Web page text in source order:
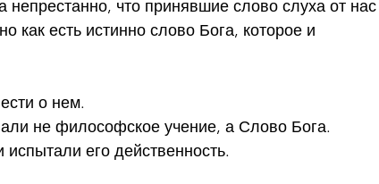
непрестанно, что принявшие слово слуха от нас
как есть истинно слово Бога, которое и
о нем.
не философское учение, а Слово Бога.
его действенность.